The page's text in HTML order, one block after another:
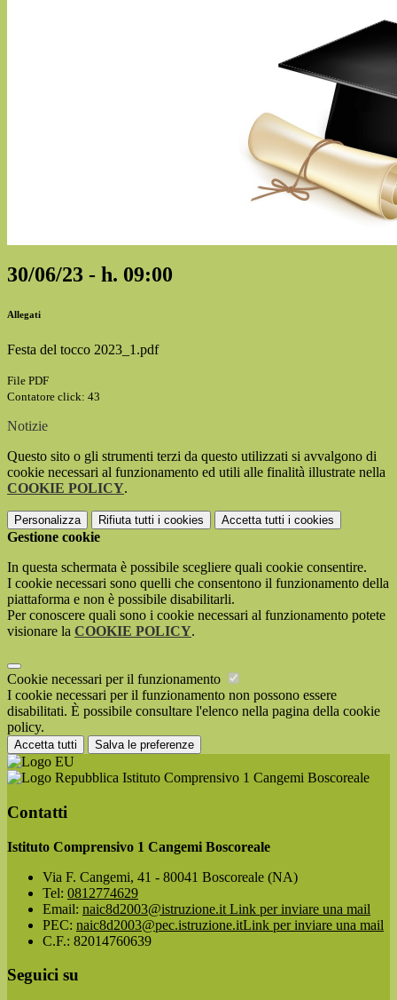
30/06/23 - h. 09:00
Allegati
Festa del tocco 2023_1.pdf
File PDF
Contatore click: 43
Notizie
Questo sito o gli strumenti terzi da questo utilizzati si avvalgono di
cookie necessari al funzionamento ed utili alle finalità illustrate nella
COOKIE POLICY.
Personalizza Rifiuta tutti i cookies Accetta tutti i cookies
Gestione cookie
In questa schermata è possibile scegliere quali cookie consentire.
I cookie necessari sono quelli che consentono il funzionamento della
piattaforma e non è possibile disabilitarli.
Per conoscere quali sono i cookie necessari al funzionamento potete
visionare la COOKIE POLICY.
Cookie necessari per il funzionamento
I cookie necessari per il funzionamento non possono essere
disabilitati. È possibile consultare l'elenco nella pagina della cookie
policy.
Accetta tutti Salva le preferenze
Istituto Comprensivo 1 Cangemi Boscoreale
Contatti
Istituto Comprensivo 1 Cangemi Boscoreale
Via F. Cangemi, 41 - 80041 Boscoreale (NA)
Tel: 0812774629
Email: naic8d2003@istruzione.it Link per inviare una mail
PEC: naic8d2003@pec.istruzione.itLink per inviare una mail
C.F.: 82014760639
Seguici su